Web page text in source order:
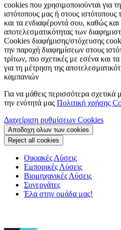
cookies που χρησιμοποιούνται για
ιστότοπους μας ή στους ιστότοπους
και τα ενδιαφέροντά σου, καθώς και
αποτελεσματικότητας των
Cookies διαφήμισης/στόχευσης
την παροχή διαφημίσεων στους
τρίτων, πιο σχετικές με εσένα και
για τη μέτρηση της
καμπανιών
Για να μάθεις περισσότερα
την ενότητά μας Πολιτική χρήσης
Διαχείριση ρυθμίσεων Cookies
Αποδοχη ολων των cookies
Reject all cookies
Οικιακές Λύσεις
Εμπορικές Λύσεις
Βιομηχανικές Λύσεις
Συνεργάτες
Έλα στην ομάδα μας!